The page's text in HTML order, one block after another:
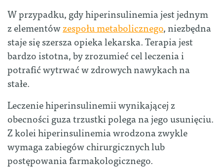
W przypadku, gdy hiperinsulinemia jest jednym
z elementówzespołu metabolicznego, niezbędna
staje się szersza opieka lekarska. Terapia jest
bardzo istotna, by zrozumieć cel leczenia i
potrafić wytrwać w zdrowych nawykach na
stałe.
Leczenie hiperinsulinemii wynikającej z
obecności guza trzustki polega na jego usunięciu.
Z kolei hiperinsulinemia wrodzona zwykle
wymaga zabiegów chirurgicznych lub
postępowania farmakologicznego.